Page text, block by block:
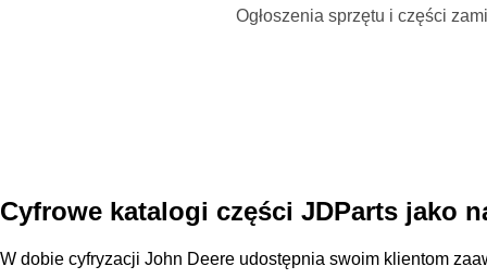
Ogłoszenia sprzętu i części
Cyfrowe katalogi części JDParts jako
W dobie cyfryzacji John Deere udostępnia swoim klientom